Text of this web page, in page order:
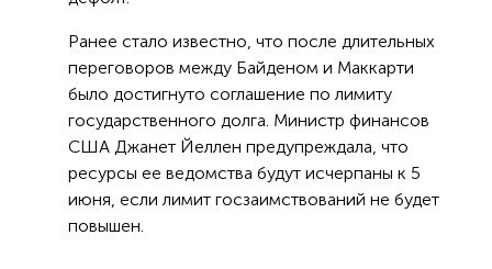
Ранее стало известно, что после длительных
переговоров между Байденом и Маккарти
было достигнуто соглашение по лимиту
государственного долга. Министр финансов
США Джанет Йеллен предупреждала, что
ресурсы ее ведомства будут исчерпаны к 5
июня, если лимит госзаимствований не будет
повышен.